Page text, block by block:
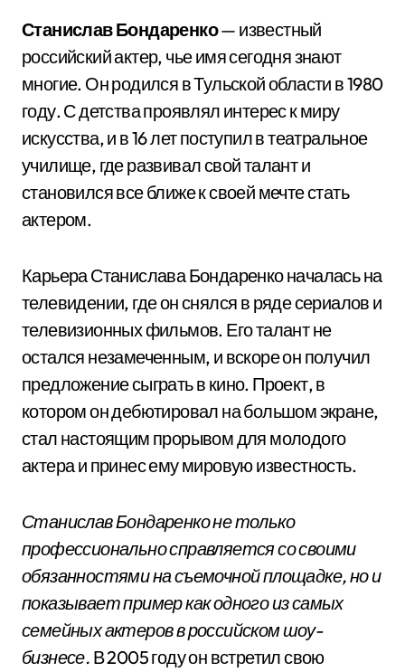
Станислав Бондаренко— известный
российский актер, чье имя сегодня знают
многие. Он родился в Тульской области в 1980
году. С детства проявлял интерес к миру
искусства, и в 16 лет поступил в театральное
училище, где развивал свой талант и
становился все ближе к своей мечте стать
актером.
Карьера Станислава Бондаренко началась на
телевидении, где он снялся в ряде сериалов и
телевизионных фильмов. Его талант не
остался незамеченным, и вскоре он получил
предложение сыграть в кино. Проект, в
котором он дебютировал на большом экране,
стал настоящим прорывом для молодого
актера и принес ему мировую известность.
Станислав Бондаренко не только
профессионально справляется со своими
обязанностями на съемочной площадке, но и
показывает пример как одного из самых
семейных актеров в российском шоу-
бизнесе. В 2005 году он встретил свою